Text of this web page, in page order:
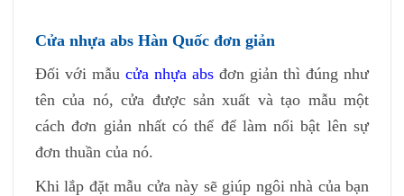
Cửa nhựa abs Hàn Quốc đơn giản
Đối với mẫu cửa nhựa abs đơn giản thì đúng như
tên của nó, cửa được sản xuất và tạo mẫu một
cách đơn giản nhất có thể để làm nổi bật lên sự
đơn thuần của nó.
Khi lắp đặt mẫu cửa này sẽ giúp ngôi nhà của bạn